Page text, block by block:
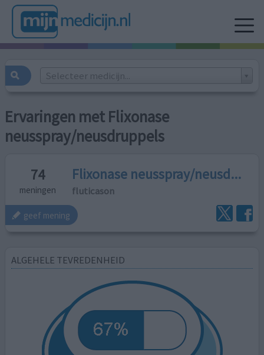
Selecteer medicijn...
Ervaringen met Flixonase
neusspray/neusdruppels
74
meningen
Flixonase neusspray/neusd...
fluticason
geef mening
ALGEHELE TEVREDENHEID